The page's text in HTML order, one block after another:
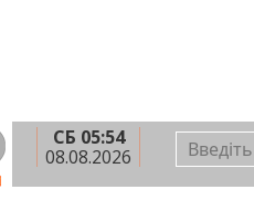
СБ 05:54
08.08.2026